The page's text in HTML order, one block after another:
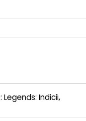
Indicii,